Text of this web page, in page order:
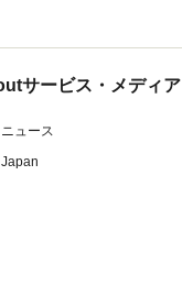
サービス・メディア
ュース